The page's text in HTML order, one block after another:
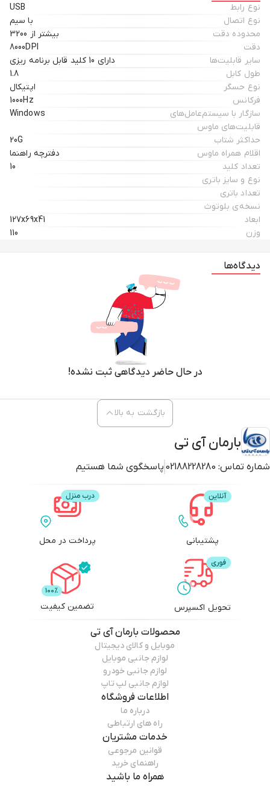
نوع رابط
USB
نوع اتصال
با سیم
محدوده دقت
بیشتر از 3200
دقت
8000DPI
سایر قابلیت‌ها
دارای 10 کلید قابل برنامه ریزی
طول کابل
1.8
نوع حسگر
اپتیکال
فرکانس
1000Hz
سازگار با سیستم‌عامل‌های
Windows
قابلیت‌های ماوس
حداکثر شتاب
20G
اقلام همراه ماوس
دفترچه راهنما
تعداد کلید
10
نوع و سایز باتری
تعداد باتری
نسخه‌ی بلوتوث
ابعاد
127x69x41
وزن
110
دیدگاه‌ها
در حال حاضر دیدگاهی ثبت نشده!
بارمان آی تی
شماره تماس: 02188228280 پاسخگوی شما هستیم
بازگشت به بالا
پشتیبانی پرداخت در محل
تحویل اکسپرس تضمین کیفیت
محصولات بارمان آی تی
موبایل و کالای دیجیتال
لوازم جانبی موبایل
لوازم جانبی خودرو
لوازم جانبی لپ تاپ
اطلاعات فروشگاه
درباره ما
راه های ارتباطی
خدمات مشتریان
قوانین مرجوعی
راهنمای خرید
همراه ما باشید